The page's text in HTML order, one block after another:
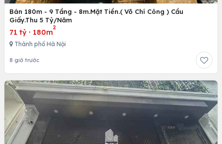
Bán 180m - 9 Tầng - 8m.Mặt Tiền.( Võ Chí Công ) Cầu
Giấy.Thu 5 Tỷ/Năm
71 tỷ · 180m
2
Thành phố Hà Nội
8 giờ trước